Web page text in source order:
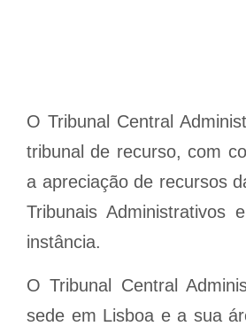
O Tribunal Central
tribunal de recurso, com
a apreciação de recursos
Tribunais Administrativos
instância.
O Tribunal Central
sede em Lisboa e a sua